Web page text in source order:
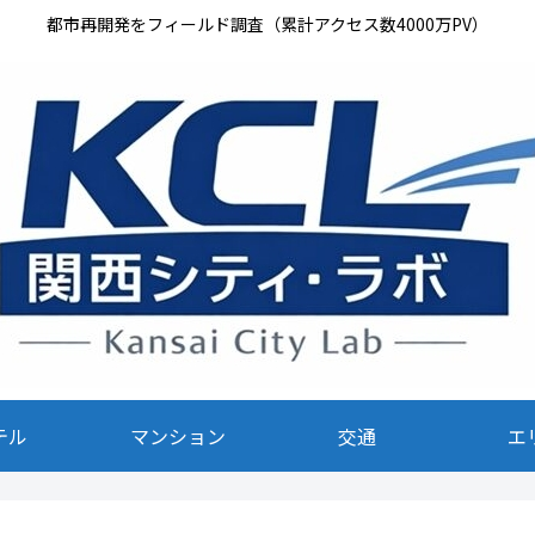
都市再開発をフィールド調査（累計アクセス数4000万PV）
ル マンション 交通 エ